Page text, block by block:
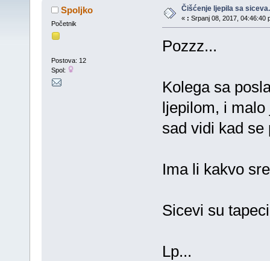
Spoljko
Početnik
Postova: 12
Spol:
Čišćenje ljepila sa
« : Srpanj 08, 2017, 04:46:40
Pozzz...
Kolega sa
ljepilom, i
sad vidi kad se
Ima li kakvo
Sicevi su
Lp...